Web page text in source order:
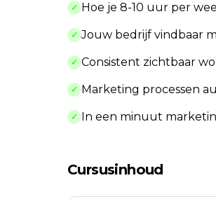
✓ Hoe je 8-10 uur per
✓ Jouw bedrijf vindbaar
✓ Consistent zichtbaar
✓ Marketing processen
✓ In een minuut
Cursusinhoud